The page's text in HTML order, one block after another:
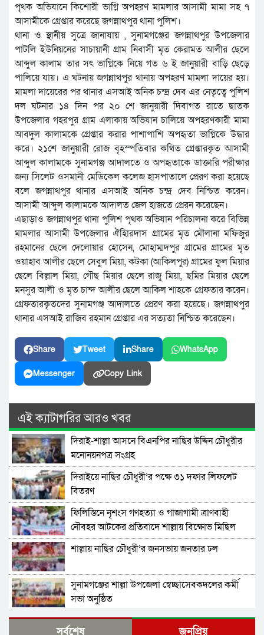
পৃথক অভিযানে কিশোরী ভাগ্নি অপহরণ মামলার আসামী মামা সহ ৭
আসামীকে গ্রেপ্তার করেছে জগন্নাথপুর থানা পুলিশ।
থানা ও স্থানীয় সুত্রে জানাযায় , সুনামগঞ্জের জগন্নাথপুর উপজেলার
পাটলি ইউনিয়নের সাচায়ানী গ্রাম নিবাসী মৃত কেরামত আলীর ছেলে
আব্দুল কালাম তার সৎ ভাগ্নিকে নিয়ে গত ৬ ই জানুয়ারী বাড়ি ছেড়ে
পালিয়ে যায়। এ ঘটনায় জগন্নাথপুর থানায় অপহরণ মামলা দায়ের হয়।
মামলা দায়েরের পর থানার এসআই অনিক চন্দ্র দেব এর নেতৃত্বে পুলিশ
দল ঘটনার ১৪ দিন পর ২০ শে জানুয়ারী দিবাগত রাতে ছাতক
উপজেলার গহরপুর গ্রাম এলাকায় অভিযান চালিয়ে অপহরণকারী মামা
আবদুল কালামকে গ্রেপ্তার করার পাশাপাশি অপহৃতা ভাগ্নিকে উদ্ধার
করে। ২১শে জানুয়ারী রোজ বৃহস্পতিবার কথিত গ্রেপ্তারকৃত আসামী
আব্দুল কালামকে সুনামগঞ্জ আদালতে ও অপহৃতাকে ডাক্তারি পরীক্ষার
জন্য সিলেট ওসমানী মেডিকেল কলেজ হাসপাতালে প্রেরণ করা হয়েছে
বলে জগন্নাথপুর থানার এসআই অনিক চন্দ্র দেব নিশ্চিত করেন।
আসামী আব্দুল কালামকে আদালত জেল হাজতে প্রেরন করেছেন।
এছাড়াও জগন্নাথপুর থানা পুলিশ পৃথক অভিযান পরিচালনা করে বিভিন্ন
মামলার আসামী উপজেলার ঐহিারদাস গ্রামের মৃত মৌলানা মফিজুর
রহমানের ছেলে দেলোয়ার হোসেন, মোহাম্মদপুর গ্রামের গ্রামের মৃত
ওয়াহাব আলীর ছেলে সেবুল মিয়া, কটকা (আকিলপুর) গ্রামের ফুল মিয়ার
ছেলে বিল্লাল মিয়া, গৌছ মিয়ার ছেলে রাজু মিয়া, ছমির মিয়ার ছেলে
মনসুর আলী ও মৃত চান্দ আলীর ছেলে আকিল শাহকে গ্রেফতার করেন।
গ্রেফতারকৃতদের সুনামগঞ্জ আদালতে প্রেরণ করা হয়েছে। জগন্নাথপুর
থানার এসআই রাজিব রহমান গ্রেপ্তার এর সত্যতা নিশ্চিত করেছেন।
Share Tweet Share WhatsApp
Messenger Copy Link
এই ক্যাটাগরির আরও খবর
দিরাই-শাল্লা আসনে বিএনপির নাছির উদ্দিন চৌধুরীর
মনোনয়নপত্র সংগ্রহ
দিরাইয়ে নাছির চৌধুরী’র পক্ষে ৩১ দফার লিফলেট
বিতরণ
ফিলিস্তিনে নৃশংস গণহত্যা ও গাজাগামী ত্রাণবাহী
নৌবহর আটকের প্রতিবাদে শাল্লায় বিক্ষোভ মিছিল
শাল্লায় নাছির চৌধুরী’র জনসভায় জনতার ঢল
সুনামগঞ্জের শাল্লা উপজেলা স্বেচ্ছাসেবকদলের কর্মী
সভা অনুষ্ঠিত
দিরাইয়ে মাওলানা মুশতাক গাজীনগরীর হত্যার
সর্বশেষ জনপ্রিয়